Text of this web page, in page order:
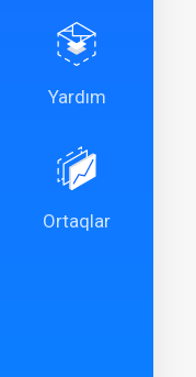
Yardım
Ortaqlar